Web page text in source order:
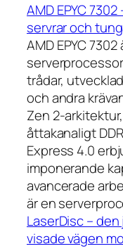
AMD EPYC
servrar och
AMD EPYC
trådar,
och andra
Zen 2-
åttakanaligt
Express 4.0
imponerande
avancerade
är en
LaserDisc –
visade vägen